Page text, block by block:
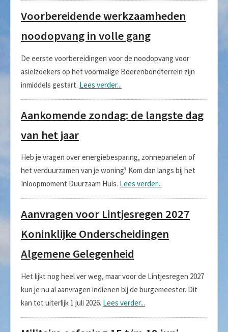
Voorbereidende werkzaamheden
noodopvang in volle gang
De eerste voorbereidingen voor de noodopvang voor
asielzoekers op het voormalige Boerenbondterrein zijn
inmiddels gestart. Lees verder...
Aankomende zondag: de langste dag
van het jaar
Heb je vragen over energiebesparing, zonnepanelen of
het verduurzamen van je woning? Kom dan langs bij het
Inloopmoment Duurzaam Huis. Lees verder...
Aanvragen voor Lintjesregen 2027
Koninklijke Onderscheidingen
Algemene Gelegenheid
Het lijkt nog heel ver weg, maar voor de Lintjesregen 2027
kun je nu al aanvragen indienen bij de burgemeester. Dit
kan tot uiterlijk 1 juli 2026. Lees verder...